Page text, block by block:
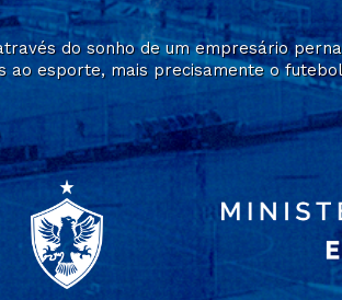
do sonho de um empresário
esporte, mais precisamente o